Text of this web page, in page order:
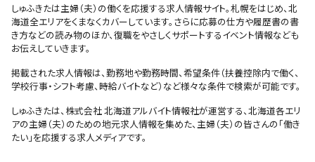
しゅふきたは主婦（夫）の働くを応援する求人情報サイト。札幌をはじめ、北
海道全エリアをくまなくカバーしています。さらに応募の仕方や履歴書の書
き方などの読み物のほか、復職をやさしくサポートするイベント情報なども
お伝えしていきます。
掲載された求人情報は、勤務地や勤務時間、希望条件（扶養控除内で働く、
学校行事・シフト考慮、時給バイトなど）など様々な条件で検索が可能です。
しゅふきたは、株式会社 北海道アルバイト情報社が運営する、北海道各エリ
アの主婦（夫）のための地元求人情報を集めた、主婦（夫）の皆さんの「働き
たい」を応援する求人メディアです。